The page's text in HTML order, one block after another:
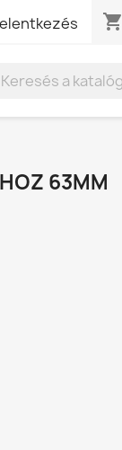
shopping_cart
63MM